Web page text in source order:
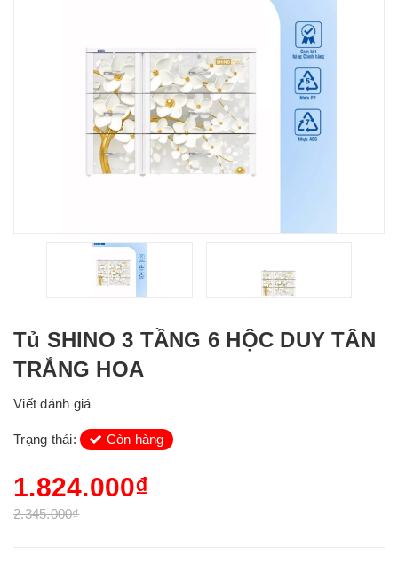
Tủ SHINO 3 TẦNG 6 HỘC DUY TÂN
TRẮNG HOA
Viết đánh giá
Trạng thái: Còn hàng
1.824.000₫
2.345.000₫